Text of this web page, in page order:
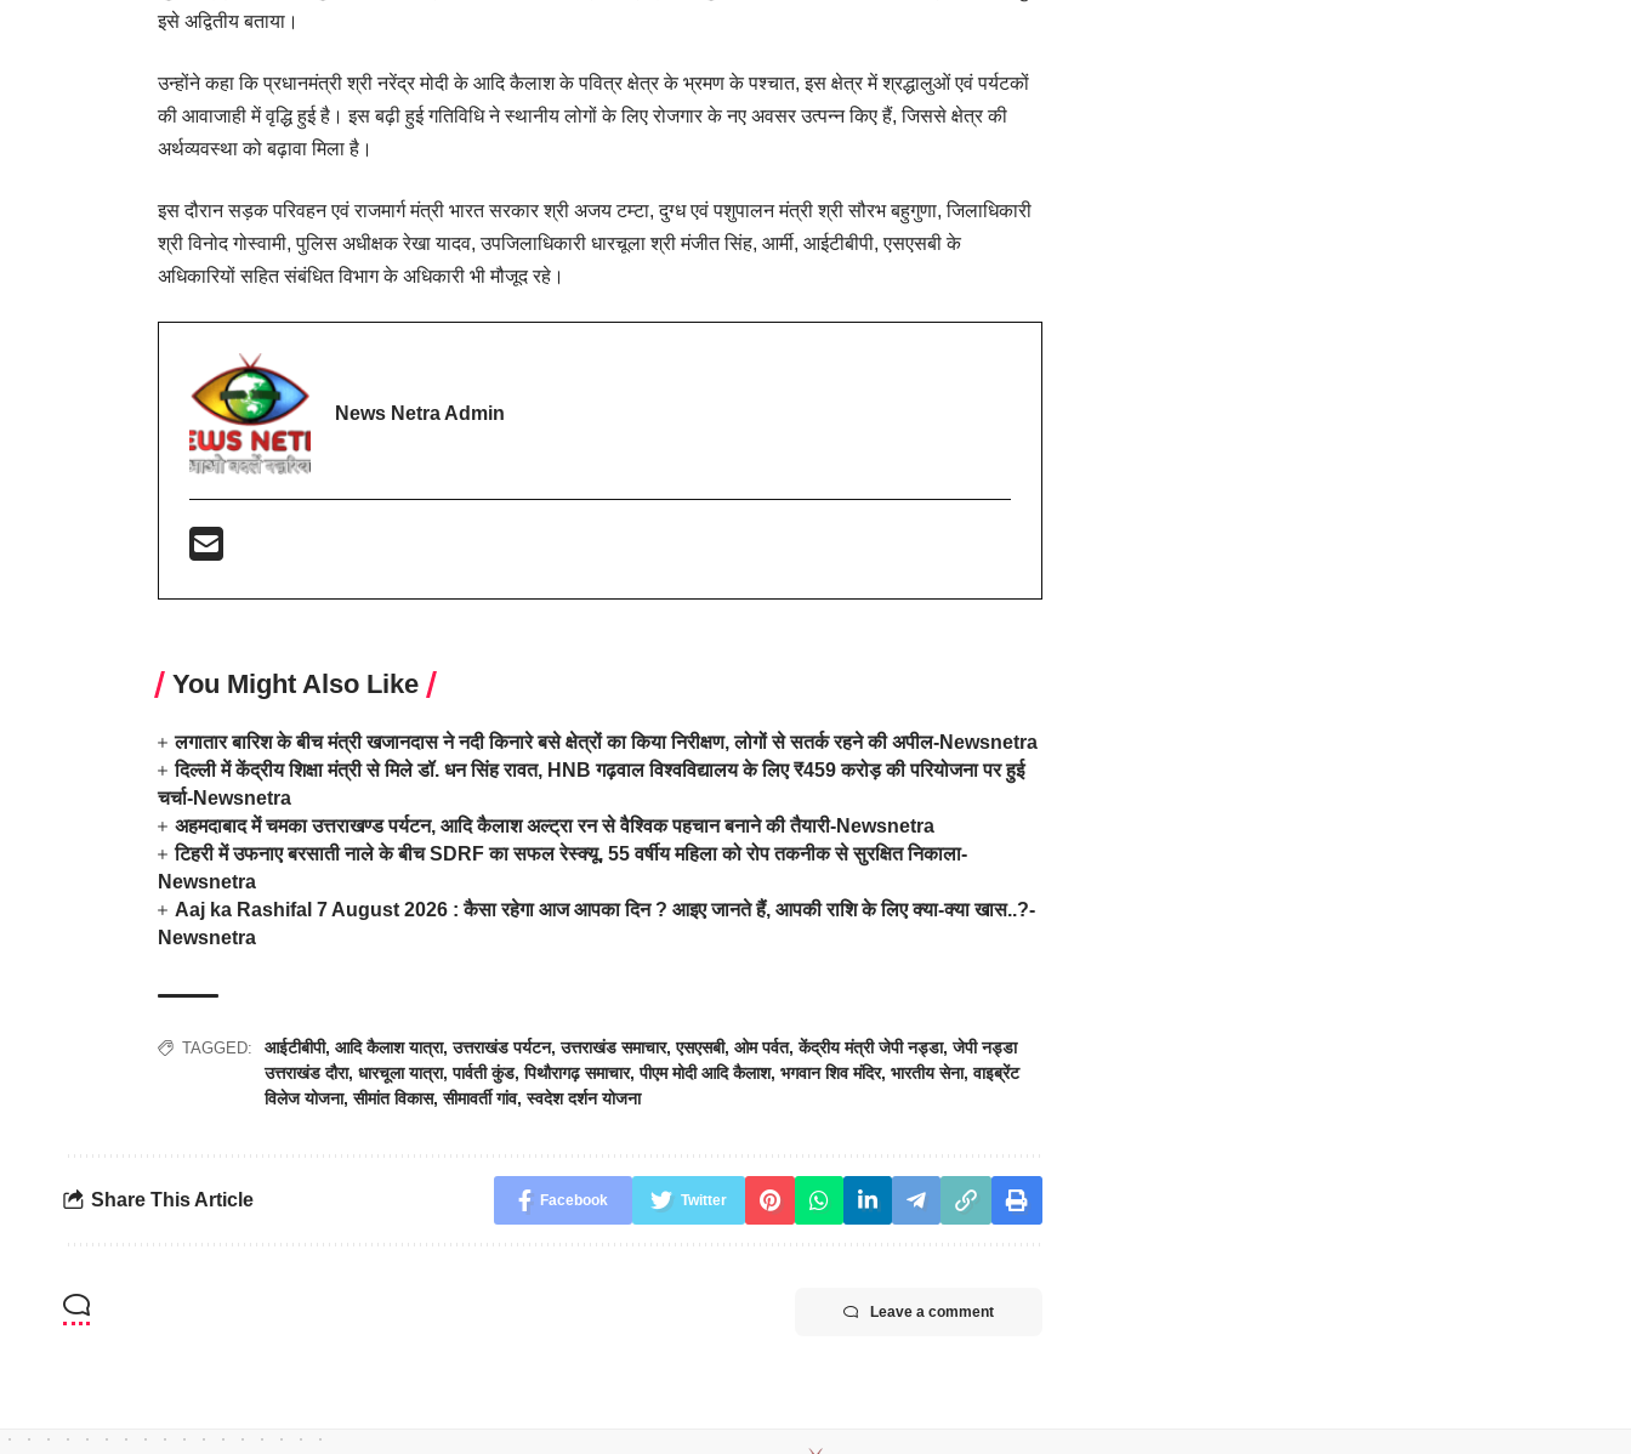
इसे अद्वितीय बताया।
उन्होंने कहा कि प्रधानमंत्री श्री नरेंद्र मोदी के आदि कैलाश के पवित्र क्षेत्र के भ्रमण के पश्चात, इस क्षेत्र में श्रद्धालुओं एवं पर्यटकों
की आवाजाही में वृद्धि हुई है। इस बढ़ी हुई गतिविधि ने स्थानीय लोगों के लिए रोजगार के नए अवसर उत्पन्न किए हैं, जिससे क्षेत्र की
अर्थव्यवस्था को बढ़ावा मिला है।
इस दौरान सड़क परिवहन एवं राजमार्ग मंत्री भारत सरकार श्री अजय टम्टा, दुग्ध एवं पशुपालन मंत्री श्री सौरभ बहुगुणा, जिलाधिकारी
श्री विनोद गोस्वामी, पुलिस अधीक्षक रेखा यादव, उपजिलाधिकारी धारचूला श्री मंजीत सिंह, आर्मी, आईटीबीपी, एसएसबी के
अधिकारियों सहित संबंधित विभाग के अधिकारी भी मौजूद रहे।
News Netra Admin
You Might Also Like
लगातार बारिश के बीच मंत्री खजानदास ने नदी किनारे बसे क्षेत्रों का किया निरीक्षण, लोगों से सतर्क रहने की अपील-Newsnetra
दिल्ली में केंद्रीय शिक्षा मंत्री से मिले डॉ. धन सिंह रावत, HNB गढ़वाल विश्वविद्यालय के लिए ₹459 करोड़ की परियोजना पर हुई
चर्चा-Newsnetra
अहमदाबाद में चमका उत्तराखण्ड पर्यटन, आदि कैलाश अल्ट्रा रन से वैश्विक पहचान बनाने की तैयारी-Newsnetra
टिहरी में उफनाए बरसाती नाले के बीच SDRF का सफल रेस्क्यू, 55 वर्षीय महिला को रोप तकनीक से सुरक्षित निकाला-
Newsnetra
Aaj ka Rashifal 7 August 2026 : कैसा रहेगा आज आपका दिन ? आइए जानते हैं, आपकी राशि के लिए क्या-क्या खास..?-
Newsnetra
TAGGED: आईटीबीपी, आदि कैलाश यात्रा,उत्तराखंड पर्यटन,उत्तराखंड समाचार,एसएसबी, ओम पर्वत,केंद्रीय मंत्री जेपी नड्डा,जेपी नड्डा
उत्तराखंड दौरा, धारचूला यात्रा,पार्वती कुंड,पिथौरागढ़ समाचार,पीएम मोदी आदि कैलाश, भगवान शिव मंदिर, भारतीय सेना,वाइब्रेंट
विलेज योजना,सीमांत विकास,सीमावर्ती गांव,स्वदेश दर्शन योजना
Share This Article Facebook Twitter
Leave a comment